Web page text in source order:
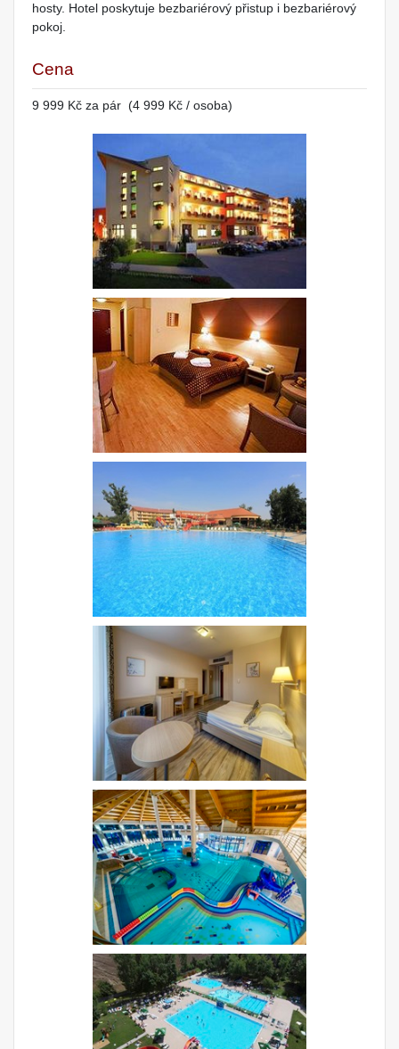
hosty. Hotel poskytuje bezbariérový přistup i bezbariérový
pokoj.
Cena
9 999 Kč za pár (4 999 Kč / osoba)